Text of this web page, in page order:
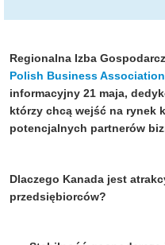
Regionalna Izba
Polish BusinessAssociation
informacyjny 21 maja,
którzy chcą wejść na rynek
potencjalnych partnerów
Dlaczego Kanada jest
przedsiębiorców?